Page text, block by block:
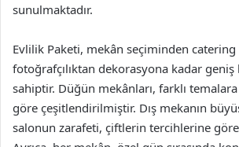
sunulmaktadır.
Evlilik Paketi, mekân seçiminden
fotoğrafçılıktan dekorasyona kadar
sahiptir. Düğün mekânları, farklı
göre çeşitlendirilmiştir. Dış mekanın
salonun zarafeti, çiftlerin tercihlerine